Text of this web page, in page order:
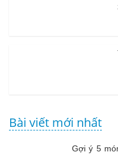
Bài viết mới nhất
Gợi ý 5